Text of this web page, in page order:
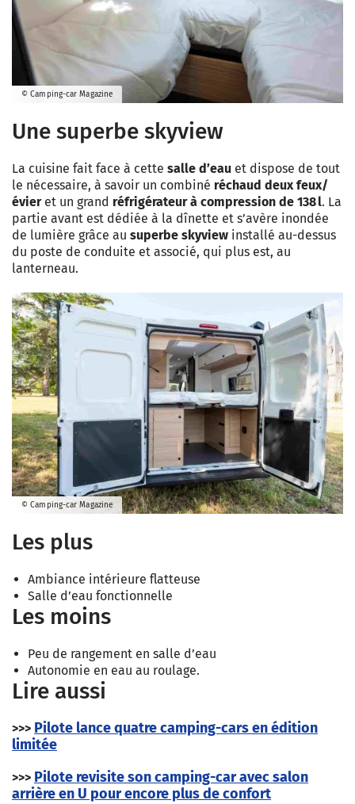
© Camping-car Magazine
Une superbe skyview
La cuisine fait face à cette salle d’eau et dispose de tout
le nécessaire, à savoir un combiné réchaud deux feux/
évieret un grand réfrigérateur à compression de 138 l. La
partie avant est dédiée à la dînette et s’avère inondée
de lumière grâce au superbe skyview installé au-dessus
du poste de conduite et associé, qui plus est, au
lanterneau.
© Camping-car Magazine
Les plus
Ambiance intérieure flatteuse
Salle d’eau fonctionnelle
Les moins
Peu de rangement en salle d’eau
Autonomie en eau au roulage.
Lire aussi
>>> Pilote lance quatre camping-cars en édition
limitée
>>> Pilote revisite son camping-car avec salon
arrière en U pour encore plus de confort